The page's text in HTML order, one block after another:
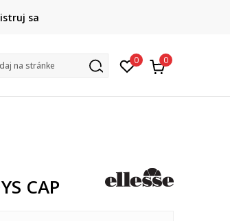
ZADARMO
80 € (neplatí pre Click&Collect)
sa
na stránke 0 0
CAP